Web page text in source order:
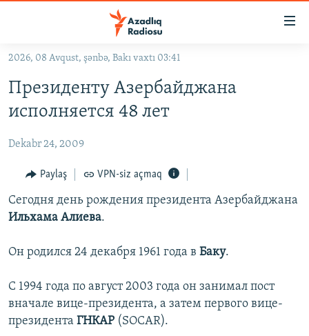
Əsas
qayıt
Əsas
qayıt
#İZAHLA
#ƏSLINDƏ
FƏRQƏ BAX
QANUNI DOĞRU
ARAŞDIRMA
MULTIMEDIA
İNFOQRAFIKA
AZƏRBAYCAN ƏDƏBIYYATI KITABXANASI
MISSIYAMIZ
2026, 08 Avqust, şənbə, Bakı vaxtı 03:41
Президенту Азербайджана
исполняется 48 лет
Dekabr 24, 2009
Paylaş VPN-siz açmaq
Сегодня день рождения президента Азербайджана
Ильхама Алиева.
Он родился 24 декабря 1961 года в Баку.
С 1994 года по август 2003 года он занимал пост
вначале вице-президента, а затем первого вице-
президента ГНКАР (SOCAR).